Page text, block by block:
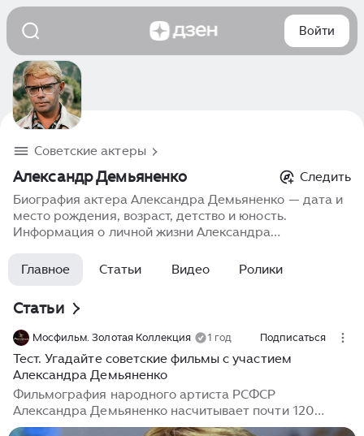
Войти
Советские актеры
Александр Демьяненко
Следить
Биография актера Александра Демьяненко — дата и
место рождения, возраст, детство и юность.
Информация о личной жизни Александра
в кино, фильмография, роли, фото, последние
Главное Статьи Видео Ролики
Статьи
Мосфильм. Золотая Коллекция 1 год Подписаться
Тест. Угадайте советские фильмы с участием
Александра Демьяненко
Фильмография народного артиста РСФСР
Александра Демьяненко насчитывает почти 120
ролей в кино и более 200 работ в дубляже. Нет